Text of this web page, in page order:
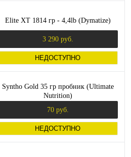
Elite XT 1814 гр - 4,4lb (Dymatize)
3 290 руб.
НЕДОСТУПНО
Syntho Gold 35 гр пробник (Ultimate
Nutrition)
70 руб.
НЕДОСТУПНО